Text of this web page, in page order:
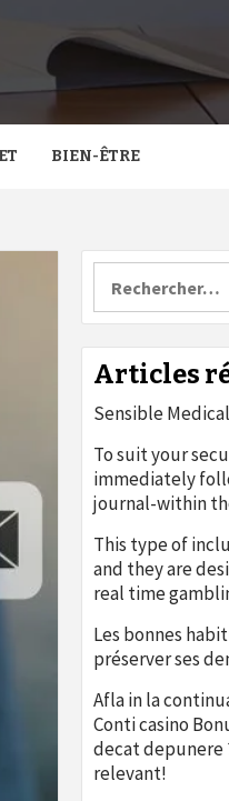
BIEN-ÊTRE
Articles
Sensible
To suit your
immediately
journal-within
This type of
and they are
real time
Les bonnes
préserver ses
Afla in la
Conti casino
decat depunere
relevant!